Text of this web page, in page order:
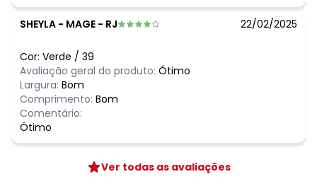
SHEYLA - MAGE - RJ 22/02/2025
Cor: Verde / 39
Avaliação geral do produto: Ótimo
Largura: Bom
Comprimento: Bom
Comentário:
Ótimo
Ver todas as avaliações